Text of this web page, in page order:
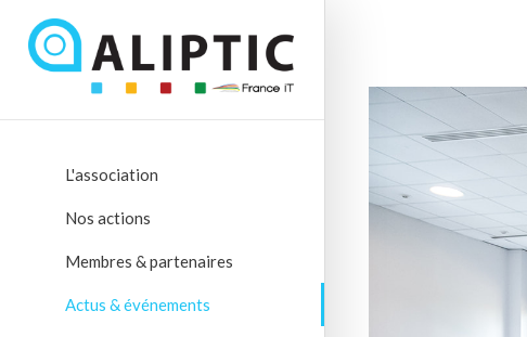
L'association
Nos actions
Membres & partenaires
Actus & événements